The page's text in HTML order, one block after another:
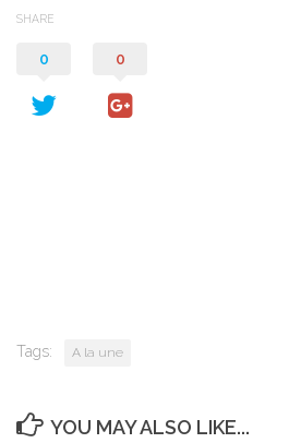
SHARE
0 0
Tags: A la une
YOU MAY ALSO LIKE...